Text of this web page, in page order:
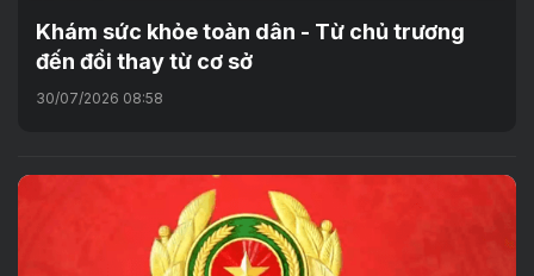
Khám sức khỏe toàn dân - Từ chủ trương
đến đổi thay từ cơ sở
30/07/2026 08:58